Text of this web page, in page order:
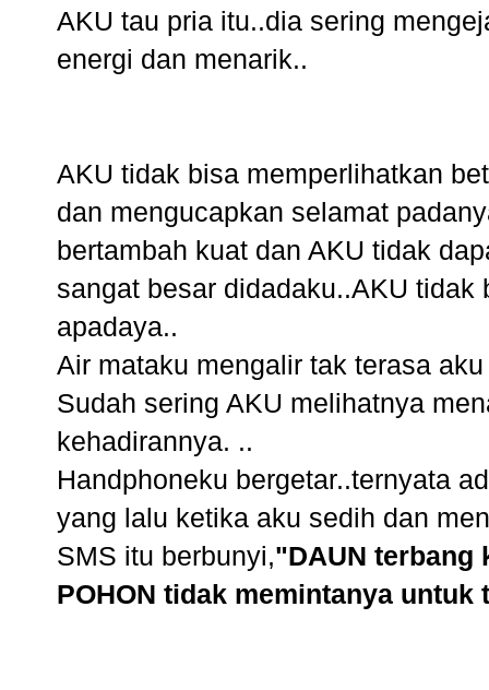
AKU tau pria itu..dia sering
energi dan menarik..
AKU tidak bisa memperlihatkan
dan mengucapkan selamat
bertambah kuat dan AKU tidak
sangat besar didadaku..AKU
apadaya..
Air mataku mengalir tak terasa
Sudah sering AKU melihatnya
kehadirannya. ..
Handphoneku bergetar..ternyata
yang lalu ketika aku sedih dan
SMS itu berbunyi,"DAUN terbang
POHON tidak memintanya untuk